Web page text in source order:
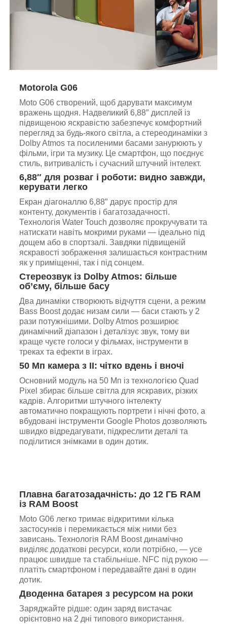
Motorola G06
Moto G06 створений, щоб дарувати максимум
вражень щодня. Надвеликий 6,88″ дисплей із
підвищеною яскравістю забезпечує комфортний
перегляд за будь-якого світла, а стереодинаміки з
Dolby Atmos та посиленими басами занурюють у
фільми, ігри та музику. Це смартфон, що поєднує
стиль, витривалість і сучасний штучний інтелект.
6,88″ для розваг і роботи: видно завжди,
керувати легко
Екран діагоналлю 6,88″ дарує простір для
контенту, документів і багатозадачності.
Технологія Water Touch дозволяє прокручувати та
натискати навіть мокрими руками — ідеально під
дощем або в спортзалі. Завдяки підвищеній
яскравості зображення залишається контрастним
як у приміщенні, так і під сонцем.
Стереозвук із Dolby Atmos: більше
об’єму, більше басу
Два динаміки створюють відчуття сцени, а режим
Bass Boost додає низам сили — баси стають у 2
рази потужнішими. Dolby Atmos розширює
динамічний діапазон і деталізує звук, тому ви
краще чуєте голоси у фільмах, інструменти в
треках та ефекти в іграх.
50 Мп камера з ІІ: чітко вдень і вночі
Основний модуль на 50 Мп із технологією Quad
Pixel збирає більше світла для яскравих, різких
кадрів. Алгоритми штучного інтелекту
автоматично покращують портрети і нічні фото, а
вбудовані інструменти Google Photos дозволяють
швидко відредагувати, підкреслити деталі та
поділитися знімками в один дотик.
Плавна багатозадачність: до 12 ГБ RAM
із RAM Boost
Moto G06 легко тримає відкритими кілька
застосунків і перемикається між ними без
зависань. Технологія RAM Boost динамічно
виділяє додаткові ресурси, коли потрібно, — усе
працює швидше та стабільніше. NFC під рукою —
платіть смартфоном і передавайте дані в один
дотик.
Дводенна батарея з ресурсом на роки
Заряджайте рідше: один заряд вистачає
орієнтовно на 2 дні типового використання.